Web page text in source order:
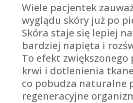
Wiele pacjentek
wyglądu skóry już po
Skóra staje się lepiej
bardziej napięta i
To efekt zwiększonego
krwi i dotlenienia
co pobudza naturalne
regeneracyjne